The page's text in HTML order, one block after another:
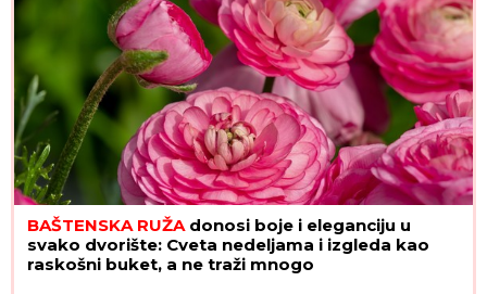
BAŠTENSKA RUŽAdonosi boje i eleganciju u
svako dvorište: Cveta nedeljama i izgleda kao
raskošni buket, a ne traži mnogo